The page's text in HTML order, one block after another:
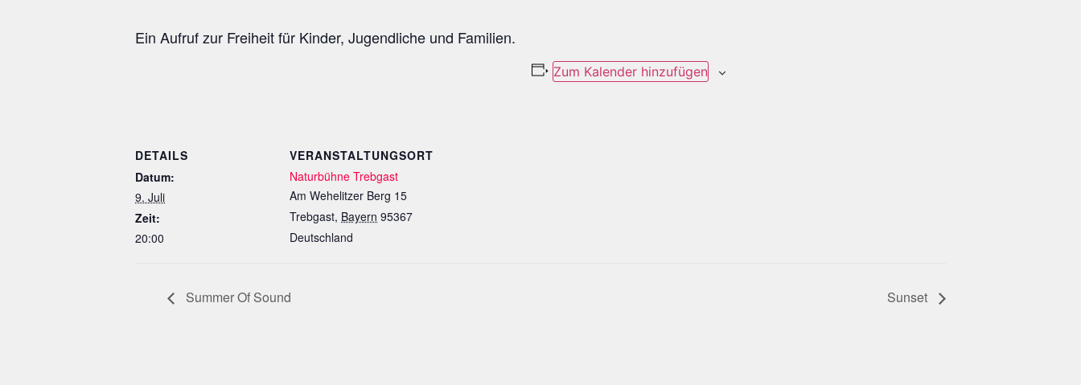
Ein Aufruf zur Freiheit für Kinder, Jugendliche und Familien.
Zum Kalender hinzufügen
DETAILS
Datum:
9. Juli
Zeit:
20:00
VERANSTALTUNGSORT
Naturbühne Trebgast
Am Wehelitzer Berg 15
Trebgast, Bayern 95367
Deutschland
Summer Of Sound Sunset